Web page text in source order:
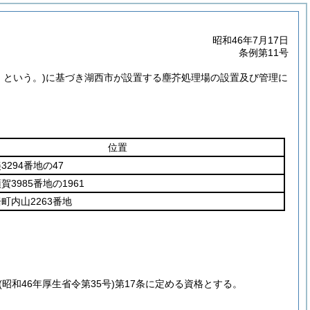
昭和46年7月17日
条例第11号
という。)に基づき湖西市が設置する塵芥処理場の設置及び管理に
位置
番地の47
3985番地の1961
内山2263番地
昭和46年厚生省令第35号)第17条に定める資格とする。